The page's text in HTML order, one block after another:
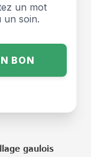
un mot
un soin.
BON
gaulois